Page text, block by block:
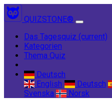
QUIZSTONE®
Das Tagesquiz (current)
Kategorien
Thema Quiz
Deutsch
English
Deutsch
Svenska
Norsk